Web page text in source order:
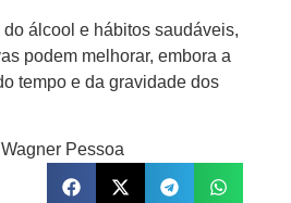
álcool e hábitos saudáveis,
podem melhorar, embora a
tempo e da gravidade dos
Wagner Pessoa